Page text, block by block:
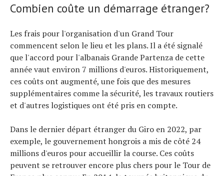
Combien coûte un démarrage étranger?
Les frais pour l'organisation d'un Grand Tour
commencent selon le lieu et les plans. Il a été signalé
que l'accord pour l'albanais Grande Partenza de cette
année vaut environ 7 millions d'euros. Historiquement,
ces coûts ont augmenté, une fois que des mesures
supplémentaires comme la sécurité, les travaux routiers
et d'autres logistiques ont été pris en compte.
Dans le dernier départ étranger du Giro en 2022, par
exemple, le gouvernement hongrois a mis de côté 24
millions d'euros pour accueillir la course. Ces coûts
peuvent se retrouver encore plus chers pour le Tour de